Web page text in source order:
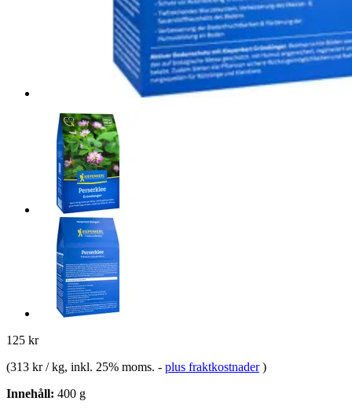
125 kr
(313 kr / kg, inkl. 25% moms. - plus fraktkostnader )
Innehåll: 400 g